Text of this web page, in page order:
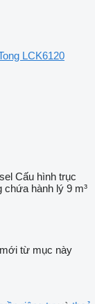
LCK6120
Cấu hình trục
chứa hành lý 9 m³
từ mục này